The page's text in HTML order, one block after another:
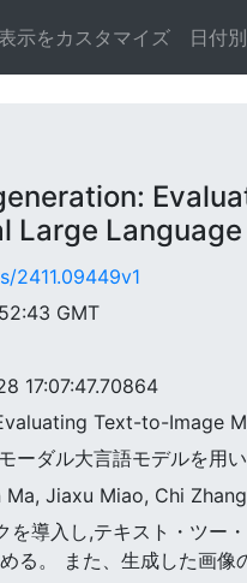
示をカスタマイズ 日付
Large
2411.09449v1
GMT
17:07:47.70864
Text-to-Image
ーダル大言語モデルを用
Jiaxu Miao, Chi
導入し,テキスト・ツー
る。 また、生成した画